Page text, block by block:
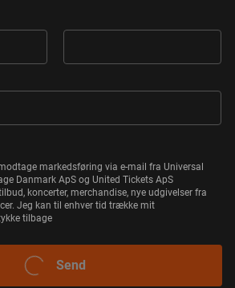
markedsføring via e-mail fra Universal
Danmark ApS og United Tickets ApS
koncerter, merchandise, nye udgivelser fra
Jeg kan til enhver tid trække mit
tilbage
Send